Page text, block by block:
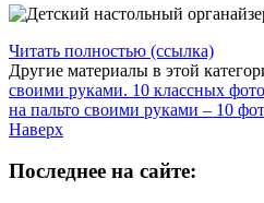
Читать полностью (ссылка)
Другие материалы в этой
своими руками. 10 классных
на пальто своими руками – 10
Наверх
Последнее на сайте: